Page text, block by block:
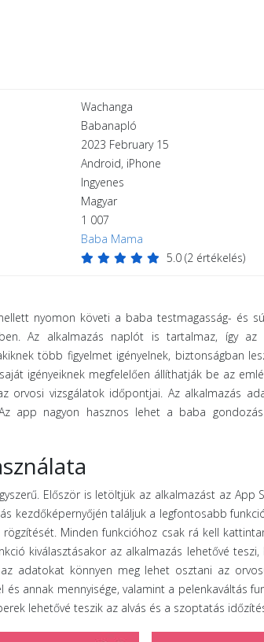
Wachanga
Babanapló
2023 February 15
Android, iPhone
Ingyenes
Magyar
1 007
Baba Mama
5.0 (2 értékelés)
nyomon követi a baba testmagasság- és
Az alkalmazás naplót is tartalmaz, így
több figyelmet igényelnek, biztonságban
igényeiknek megfelelően állíthatják be az
orvosi vizsgálatok időpontjai. Az alkalmazás
app nagyon hasznos lehet a baba
Először is letöltjük az alkalmazást az App
kezdőképernyőjén találjuk a legfontosabb
Minden funkcióhoz csak rá kell
kiválasztásakor az alkalmazás lehetővé
adatokat könnyen meg lehet osztani az
és annak mennyisége, valamint a pelenkaváltás
lehetővé teszik az alvás és a szoptatás